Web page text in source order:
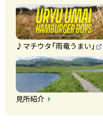
♪マチウタ「雨竜うまい」
外
部
サ
イ
ト
見所紹介